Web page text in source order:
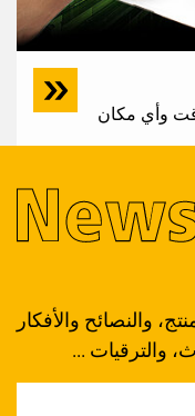
وأي مكان
والنصائح والأفكار
والترقيات ...